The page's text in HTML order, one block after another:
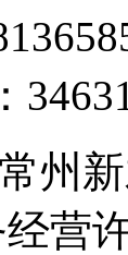
州
营